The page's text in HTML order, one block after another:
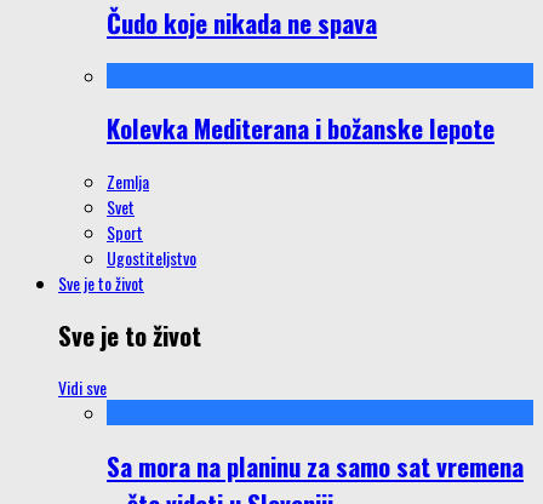
Čudo koje nikada ne spava
Kolevka Mediterana i božanske lepote
Zemlja
Svet
Sport
Ugostiteljstvo
Sve je to život
Sve je to život
Vidi sve
Sa mora na planinu za samo sat vremena